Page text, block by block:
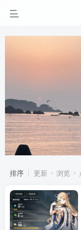
排序 更新 浏览